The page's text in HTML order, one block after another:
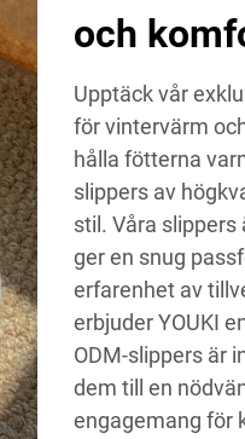
och
Upptäck vår
för vintervärm
hålla fötterna
slippers av
stil. Våra
ger en snug
erfarenhet av
erbjuder YOUKI
ODM-slippers är
dem till en
engagemang för